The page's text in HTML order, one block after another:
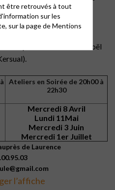
ces ateliers, sentez-vous
vous pour le Marché de Noël
Ateliers en Soirée de 20h00 à
22h30
Mercredi 8 Avril
Lundi 11Mai
Mercredi 3 Juin
Mercredi 1er Juillet
de Laurence
l’affiche
être retrouvés à tout
sur les
sur la page deMentions